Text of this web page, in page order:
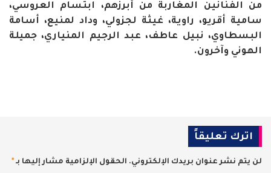
من الفنانين المغاربة من أبرزهم، ابتسام العروسي،
سامية أقريو، راوية، غيثة لجزولي، وداد لمنيع، أسامة
البسطاوي، نبيل عاطف، عبد الرجيم المنياري، جميلة
الهوني وآخرون.
اترك تعليقاً
لن يتم نشر عنوان بريدك الإلكتروني. الحقول الإلزامية مشار إليها بـ*